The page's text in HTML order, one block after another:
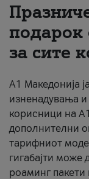
За нас
подарок
за сите
А1 Македонија
изненадувања
корисници на
дополнителни
тарифниот
гигабајти може
роаминг